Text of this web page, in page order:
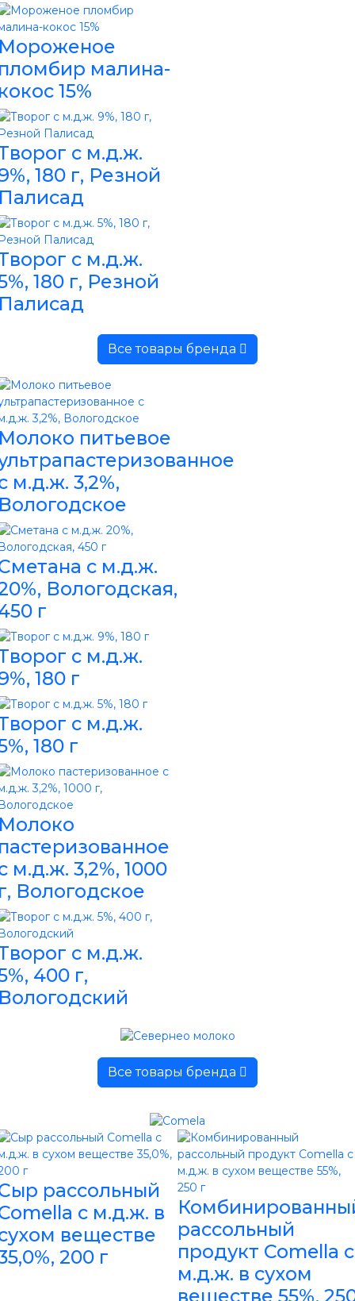
малина-
15%
с м.д.ж.
180 г, Резной
с м.д.ж.
180 г, Резной
Все товары бренда
питьевое
м.д.ж. 3,2%,
с м.д.ж.
Вологодская,
г
с м.д.ж.
180 г
с м.д.ж.
180 г
м.д.ж. 3,2%, 1000
Вологодское
с м.д.ж.
400 г,
Все товары бренда
рассольный
с м.д.ж. в
веществе
200 г
рассольный
продукт Comella с
м.д.ж. в сухом
веществе 55%,